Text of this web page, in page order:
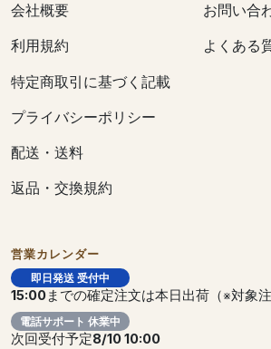
会社概要
利用規約
特定商取引に基づく記載
プライバシーポリシー
配送・送料
返品・交換規約
お問い合
よくある
営業カレンダー
即日発送 受付中
15:00までの確定注文は本日出荷（※対象
電話サポート 休業中
次回受付予定8/10 10:00